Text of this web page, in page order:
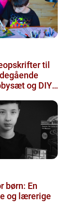
til
og DIY-
børn: En
og lærerige